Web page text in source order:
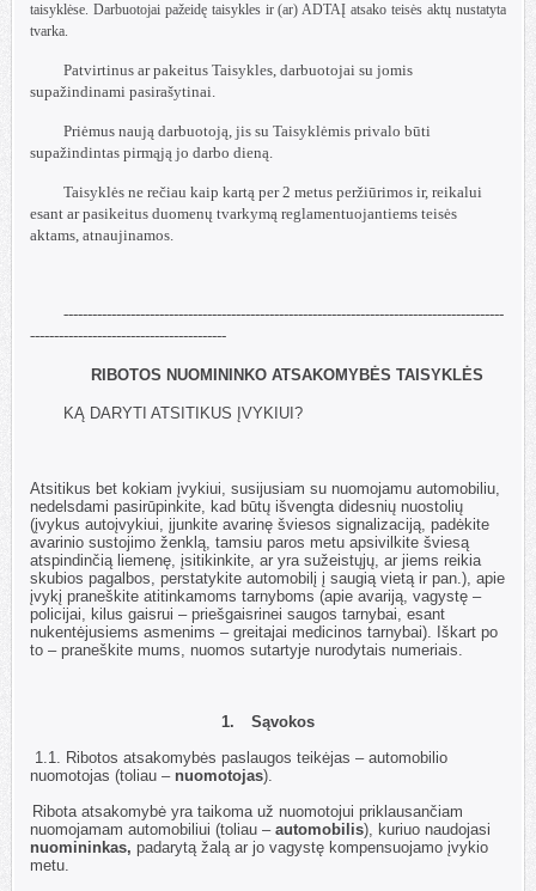
taisyklėse. Darbuotojai pažeidę taisykles ir (ar) ADTAĮ atsako teisės aktų nustatyta
tvarka.
Patvirtinus ar pakeitus Taisykles, darbuotojai su jomis
supažindinami pasirašytinai.
Priėmus naują darbuotoją, jis su Taisyklėmis privalo būti
supažindintas pirmąją jo darbo dieną.
Taisyklės ne rečiau kaip kartą per 2 metus peržiūrimos ir, reikalui
esant ar pasikeitus duomenų tvarkymą reglamentuojantiems teisės
aktams, atnaujinamos.
--------------------------------------------------------------------------------------------
-----------------------------------------
RIBOTOS NUOMININKO ATSAKOMYBĖS TAISYKLĖS
KĄ DARYTI ATSITIKUS ĮVYKIUI?
Atsitikus bet kokiam įvykiui, susijusiam su nuomojamu automobiliu,
nedelsdami pasirūpinkite, kad būtų išvengta didesnių nuostolių
(įvykus autoįvykiui, įjunkite avarinę šviesos signalizaciją, padėkite
avarinio sustojimo ženklą, tamsiu paros metu apsivilkite šviesą
atspindinčią liemenę, įsitikinkite, ar yra sužeistųjų, ar jiems reikia
skubios pagalbos, perstatykite automobilį į saugią vietą ir pan.), apie
įvykį praneškite atitinkamoms tarnyboms (apie avariją, vagystę –
policijai, kilus gaisrui – priešgaisrinei saugos tarnybai, esant
nukentėjusiems asmenims – greitajai medicinos tarnybai). Iškart po
to – praneškite mums, nuomos sutartyje nurodytais numeriais.
1.
Sąvokos
1.1. Ribotos atsakomybės paslaugos teikėjas – automobilio
nuomotojas (toliau – nuomotojas).
Ribota atsakomybė yra taikoma už nuomotojui priklausančiam
nuomojamam automobiliui (toliau – automobilis), kuriuo naudojasi
nuomininkas, padarytą žalą ar jo vagystę kompensuojamo įvykio
metu.